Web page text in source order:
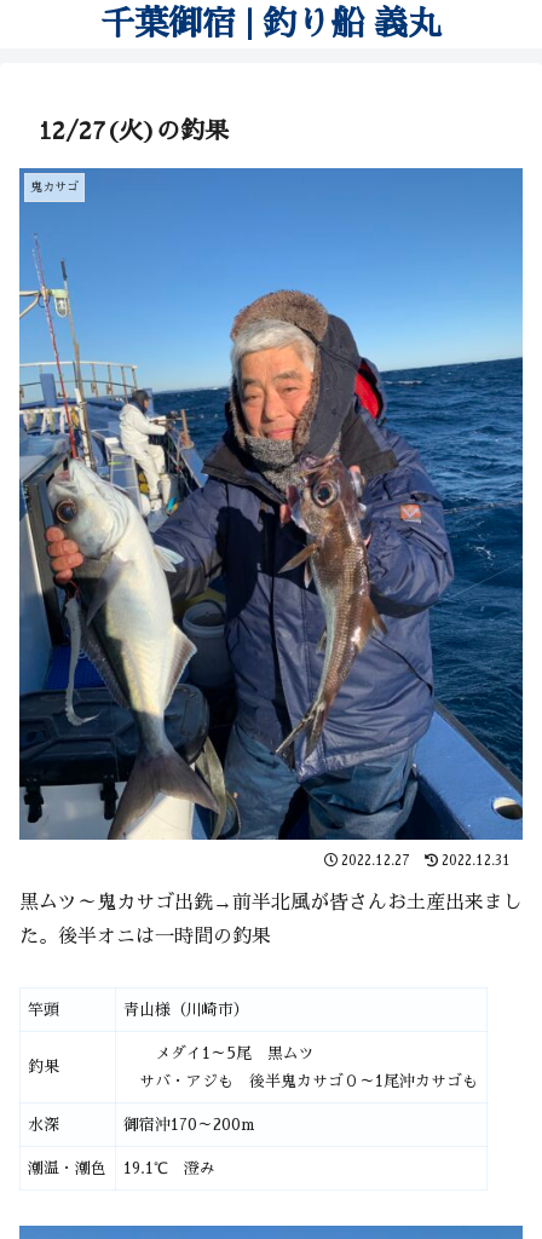
千葉御宿 | 釣り船 義丸
12/27(火)の釣果
鬼カサゴ
2022.12.27 2022.12.31
黒ムツ～鬼カサゴ出銑→前半北風が皆さんお土産出来まし
た。後半オニは一時間の釣果
竿頭 青山様（川崎市）
釣果
メダイ1～5尾 黒ムツ
サバ・アジも 後半鬼カサゴ０～1尾沖カサゴも
水深 御宿沖170～200m
潮温・潮色 19.1℃ 澄み